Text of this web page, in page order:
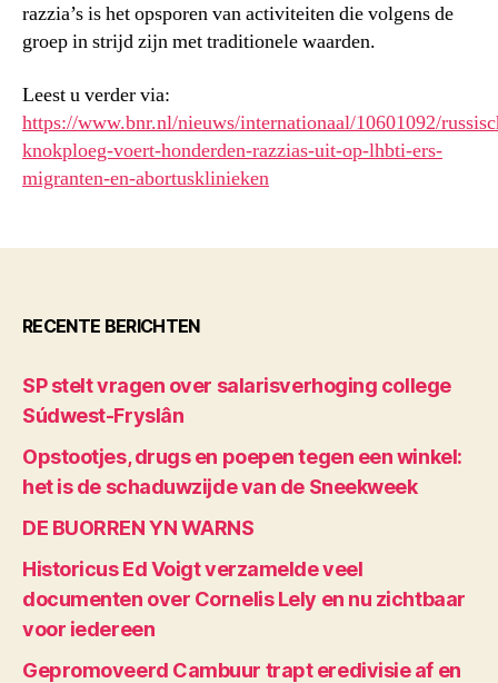
razzia’s is het opsporen van activiteiten die volgens de
groep in strijd zijn met traditionele waarden.
Leest u verder via:
https://www.bnr.nl/nieuws/internationaal/10601092/
knokploeg-voert-honderden-razzias-uit-op-lhbti-ers-
migranten-en-abortusklinieken
RECENTE BERICHTEN
SP stelt vragen over salarisverhoging college
Súdwest-Fryslân
Opstootjes, drugs en poepen tegen een winkel:
het is de schaduwzijde van de Sneekweek
DE BUORREN YN WARNS
Historicus Ed Voigt verzamelde veel
documenten over Cornelis Lely en nu zichtbaar
voor iedereen
Gepromoveerd Cambuur trapt eredivisie af en